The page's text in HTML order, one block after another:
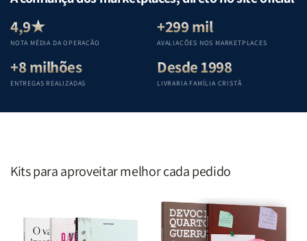
Equipe
Teológica
Penkal
Equipe
Penkal
Equipe
Teológica
Penkal
Equipe
4,9★
NOTA MÉDIA DA OPERAÇÃO
+299 mil
AVALIAÇÕES NOS MARKETPLACES
+8 milhões
ENTREGAS REALIZADAS
Desde 1998
LIVRARIA FAMÍLIA CRISTÃ
Kits para aproveitar melhor cada pedido